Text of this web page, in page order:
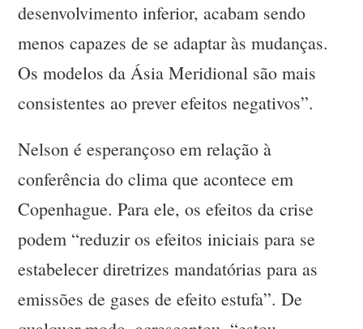
desenvolvimento inferior, acabam sendo
menos capazes de se adaptar às mudanças.
Os modelos da Ásia Meridional são mais
consistentes ao prever efeitos negativos”.
Nelson é esperançoso em relação à
conferência do clima que acontece em
Copenhague. Para ele, os efeitos da crise
podem “reduzir os efeitos iniciais para se
estabelecer diretrizes mandatórias para as
emissões de gases de efeito estufa”. De